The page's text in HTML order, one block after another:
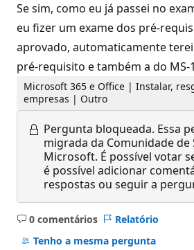
Se sim, como eu já passei no
eu fizer um exame dos pré-
aprovado, automaticamente
pré-requisito e também a do MS-
Microsoft 365 e Office | Instalar,
empresas | Outro
Pergunta bloqueada. Essa
migrada da Comunidade de
Microsoft. É possível votar
é possível adicionar
respostas ou seguir a
0 comentários
Sem
comentários
Relatório
Tenho a mesma pergunta